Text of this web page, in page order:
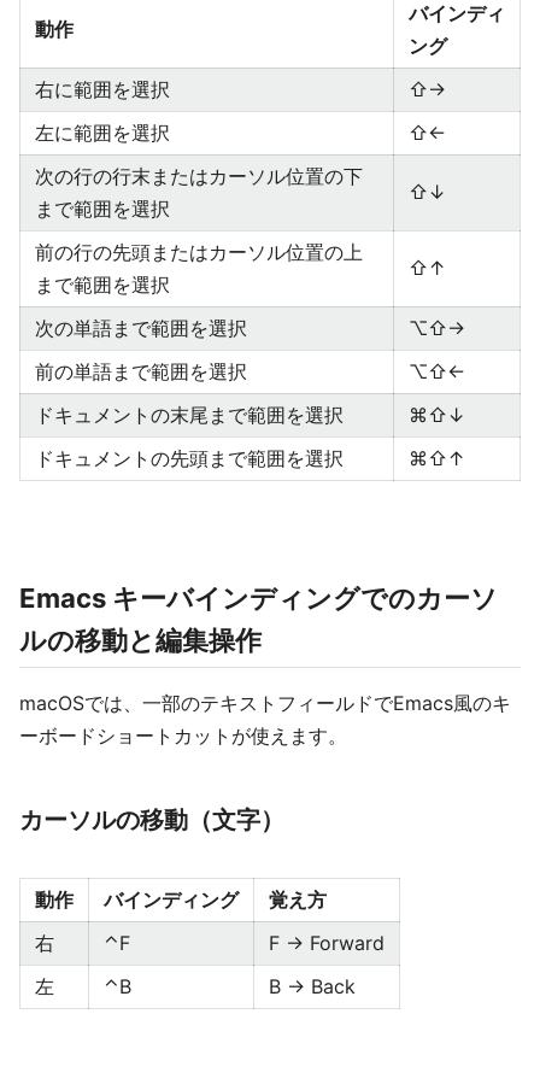
動作
バインディ
ング
右に範囲を選択
⇧→
左に範囲を選択
⇧←
次の行の行末またはカーソル位置の下
まで範囲を選択
⇧↓
前の行の先頭またはカーソル位置の上
まで範囲を選択
⇧↑
次の単語まで範囲を選択
⌥⇧→
前の単語まで範囲を選択
⌥⇧←
ドキュメントの末尾まで範囲を選択
⌘⇧↓
ドキュメントの先頭まで範囲を選択
⌘⇧↑
Emacs キーバインディングでのカーソ
ルの移動と編集操作
macOSでは、一部のテキストフィールドでEmacs風のキ
ーボードショートカットが使えます。
カーソルの移動（文字）
動作 バインディング
覚え方
右
⌃F
F → Forward
左
⌃B B → Back